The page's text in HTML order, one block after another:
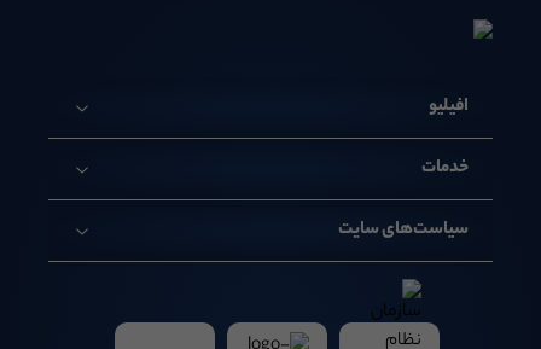
افیلیو
خدمات
سیاست‌های سایت